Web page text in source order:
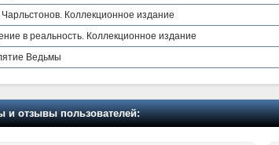
Коллекционное издание
в реальность. Коллекционное издание
Ведьмы
отзывы пользователей: